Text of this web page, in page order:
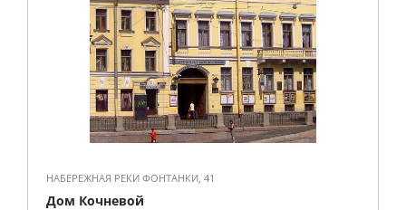
НАБЕРЕЖНАЯ РЕКИ ФОНТАНКИ, 41
Дом Кочневой